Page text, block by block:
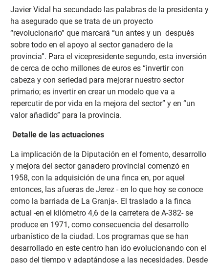
Javier Vidal ha secundado las palabras de la presidenta y
ha asegurado que se trata de un proyecto
“revolucionario” que marcará “un antes y un después
sobre todo en el apoyo al sector ganadero de la
provincia”. Para el vicepresidente segundo, esta inversión
de cerca de ocho millones de euros es “invertir con
cabeza y con seriedad para mejorar nuestro sector
primario; es invertir en crear un modelo que va a
repercutir de por vida en la mejora del sector” y en “un
valor añadido” para la provincia.
Detalle de las actuaciones
La implicación de la Diputación en el fomento, desarrollo
y mejora del sector ganadero provincial comenzó en
1958, con la adquisición de una finca en, por aquel
entonces, las afueras de Jerez - en lo que hoy se conoce
como la barriada de La Granja-. El traslado a la finca
actual -en el kilómetro 4,6 de la carretera de A-382- se
produce en 1971, como consecuencia del desarrollo
urbanístico de la ciudad. Los programas que se han
desarrollado en este centro han ido evolucionando con el
paso del tiempo y adaptándose a las necesidades. Desde